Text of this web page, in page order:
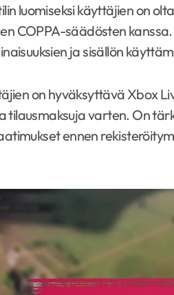
luomiseksi käyttäjien on
COPPA-säädösten
ja sisällön
on hyväksyttävä Xbox
tilausmaksuja varten. On
ennen